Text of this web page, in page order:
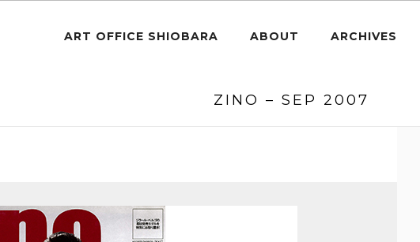
ART OFFICE SHIOBARA ABOUT ARCHIVES
ZINO – SEP 2007